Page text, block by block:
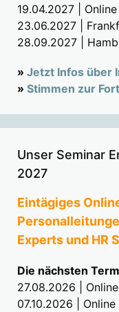
19.04.2027 |
23.06.2027 |
28.09.2027 |
» Jetzt Infos über
» Stimmen zur
Unser Seminar
2027
Eintägiges
Experts und HR
Die nächsten
27.08.2026 |
07.10.2026 |